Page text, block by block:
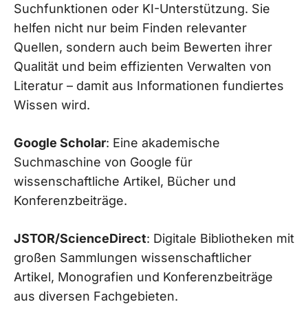
Suchfunktionen oder KI-Unterstützung. Sie
helfen nicht nur beim Finden relevanter
Quellen, sondern auch beim Bewerten ihrer
Qualität und beim effizienten Verwalten von
Literatur – damit aus Informationen fundiertes
Wissen wird.
Google Scholar: Eine akademische
Suchmaschine von Google für
wissenschaftliche Artikel, Bücher und
Konferenzbeiträge.
JSTOR/ScienceDirect: Digitale Bibliotheken mit
großen Sammlungen wissenschaftlicher
Artikel, Monografien und Konferenzbeiträge
aus diversen Fachgebieten.